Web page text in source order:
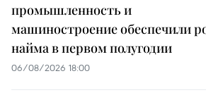
промышленность и
машиностроение обеспечили
найма в первом полугодии
06/08/2026 18:00